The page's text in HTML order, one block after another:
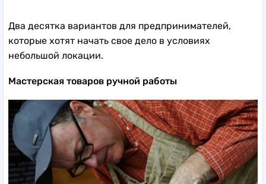
Два десятка вариантов для предпринимателей,
которые хотят начать свое дело в условиях
небольшой локации.
Мастерская товаров ручной работы